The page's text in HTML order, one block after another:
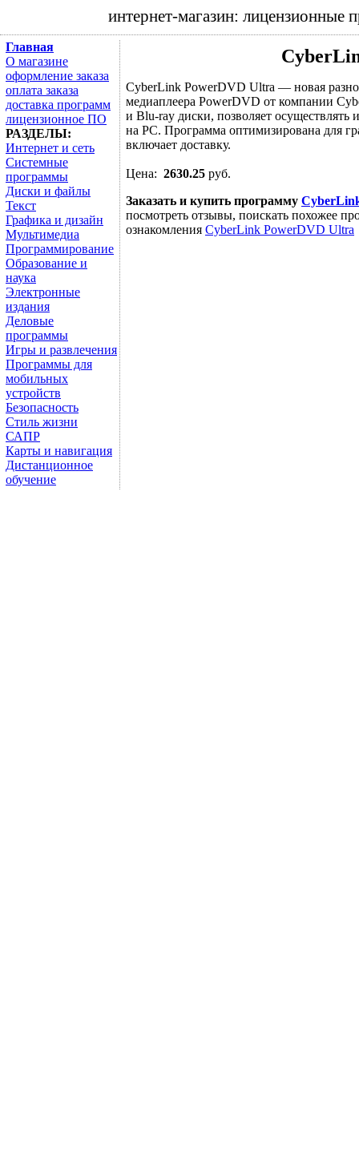
интернет-магазин:
Главная
О магазине
оформление заказа
оплата заказа
доставка программ
лицензионное ПО
РАЗДЕЛЫ:
Интернет и сеть
Системные
программы
Диски и файлы
Текст
Графика и дизайн
Мультимедиа
Программирование
Образование и
наука
Электронные
издания
Деловые
программы
Игры и развлечения
Программы для
мобильных
устройств
Безопасность
Стиль жизни
САПР
Карты и навигация
Дистанционное
обучение
CyberLink PowerDVD Ultra — новая
медиаплеера PowerDVD от компании
и Blu-ray диски, позволяет
на PC. Программа оптимизирована для
включает доставку.
Цена: 2630.25 руб.
Заказать и купить программу
посмотреть отзывы, поискать похожее
ознакомления CyberLink PowerDVD Ultra